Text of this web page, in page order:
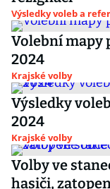
Výsledky voleb a
Volební mapy
2024
Krajské volby
Výsledky
2024
Krajské volby
Volby ve
hasiči,